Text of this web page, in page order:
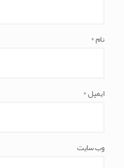
نام*
ایمیل*
وب‌ سایت